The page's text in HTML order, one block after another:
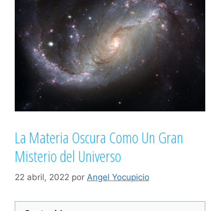
La Materia Oscura Como Un Gran
Misterio del Universo
22 abril, 2022 por Angel Yocupicio